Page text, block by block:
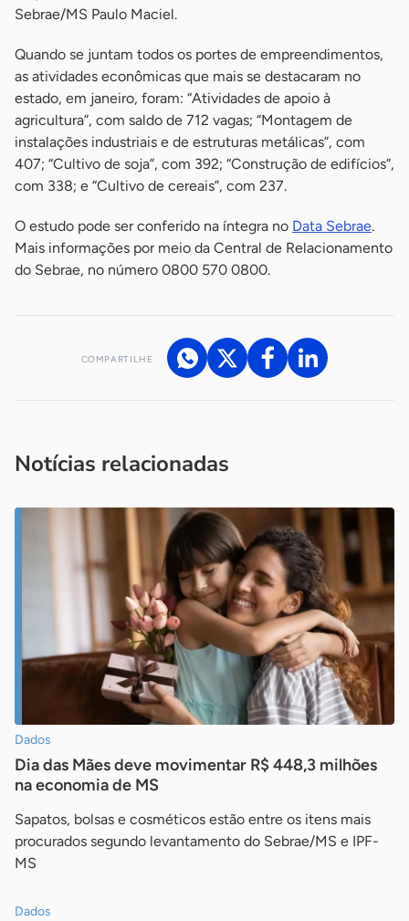
Sebrae/MS Paulo Maciel.
Quando se juntam todos os portes de empreendimentos,
as atividades econômicas que mais se destacaram no
estado, em janeiro, foram: “Atividades de apoio à
agricultura”, com saldo de 712 vagas; “Montagem de
instalações industriais e de estruturas metálicas”, com
407; “Cultivo de soja”, com 392; “Construção de edifícios”,
com 338; e “Cultivo de cereais”, com 237.
O estudo pode ser conferido na íntegra no Data Sebrae.
Mais informações por meio da Central de Relacionamento
do Sebrae, no número 0800 570 0800.
COMPARTILHE
Notícias relacionadas
Dados
Dia das Mães deve movimentar R$ 448,3 milhões
na economia de MS
Sapatos, bolsas e cosméticos estão entre os itens mais
procurados segundo levantamento do Sebrae/MS e IPF-
MS
Dados